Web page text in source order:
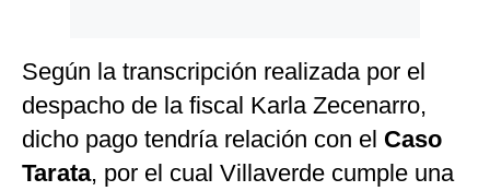
Según la transcripción realizada por el
despacho de la fiscal Karla Zecenarro,
dicho pago tendría relación con el Caso
Tarata, por el cual Villaverde cumple una